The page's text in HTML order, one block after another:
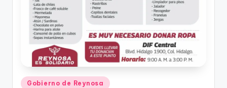
Publicado
Gobierno de Reynosa